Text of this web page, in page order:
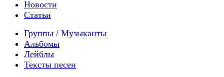
Новости
Статьи
Группы / Музыканты
Альбомы
Лейблы
Тексты песен